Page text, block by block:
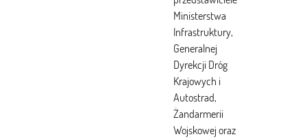
Ministerstwa
Infrastruktury,
Generalnej
Dyrekcji Dróg
Krajowych i
Autostrad,
Żandarmerii
Wojskowej oraz